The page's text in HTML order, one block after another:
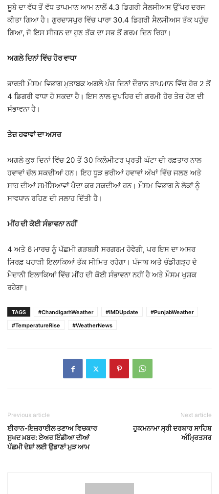
ਸੂਬੇ ਦਾ ਵੱਧ ਤੋਂ ਵੱਧ ਤਾਪਮਾਨ ਆਮ ਨਾਲੋਂ 4.3 ਡਿਗਰੀ ਸੈਲਸੀਅਸ ਉੱਪਰ ਦਰਜ
ਕੀਤਾ ਗਿਆ ਹੈ। ਗੁਰਦਾਸਪੁਰ ਵਿੱਚ ਪਾਰਾ 30.4 ਡਿਗਰੀ ਸੈਲਸੀਅਸ ਤੱਕ ਪਹੁੰਚ
ਗਿਆ, ਜੋ ਇਸ ਸੀਜ਼ਨ ਦਾ ਹੁਣ ਤੱਕ ਦਾ ਸਭ ਤੋਂ ਗਰਮ ਦਿਨ ਰਿਹਾ।
ਅਗਲੇ ਦਿਨਾਂ ਵਿੱਚ ਹੋਰ ਵਾਧਾ
ਭਾਰਤੀ ਮੌਸਮ ਵਿਭਾਗਮੁਤਾਬਕ ਅਗਲੇ ਪੰਜ ਦਿਨਾਂ ਦੌਰਾਨ ਤਾਪਮਾਨ ਵਿੱਚ ਹੋਰ 2 ਤੋਂ
4 ਡਿਗਰੀ ਵਾਧਾ ਹੋ ਸਕਦਾ ਹੈ। ਇਸ ਨਾਲ ਦੁਪਹਿਰ ਦੀ ਗਰਮੀ ਹੋਰ ਤੇਜ਼ ਹੋਣ ਦੀ
ਸੰਭਾਵਨਾ ਹੈ।
ਤੇਜ਼ ਹਵਾਵਾਂ ਦਾ ਅਸਰ
ਅਗਲੇ ਕੁਝ ਦਿਨਾਂ ਵਿੱਚ 20 ਤੋਂ 30 ਕਿਲੋਮੀਟਰ ਪ੍ਰਤੀ ਘੰਟਾ ਦੀ ਰਫ਼ਤਾਰ ਨਾਲ
ਹਵਾਵਾਂ ਚੱਲ ਸਕਦੀਆਂ ਹਨ। ਇਹ ਧੂੜ ਭਰੀਆਂ ਹਵਾਵਾਂ ਅੱਖਾਂ ਵਿੱਚ ਜਲਣ ਅਤੇ
ਸਾਹ ਦੀਆਂ ਸਮੱਸਿਆਵਾਂ ਪੈਦਾ ਕਰ ਸਕਦੀਆਂ ਹਨ। ਮੌਸਮ ਵਿਭਾਗ ਨੇ ਲੋਕਾਂ ਨੂੰ
ਸਾਵਧਾਨ ਰਹਿਣ ਦੀ ਸਲਾਹ ਦਿੱਤੀ ਹੈ।
ਮੀਂਹ ਦੀ ਕੋਈ ਸੰਭਾਵਨਾ ਨਹੀਂ
4 ਅਤੇ 6 ਮਾਰਚ ਨੂੰ ਪੱਛਮੀ ਗੜਬੜੀ ਸਰਗਰਮ ਹੋਵੇਗੀ, ਪਰ ਇਸ ਦਾ ਅਸਰ
ਸਿਰਫ਼ ਪਹਾੜੀ ਇਲਾਕਿਆਂ ਤੱਕ ਸੀਮਿਤ ਰਹੇਗਾ। ਪੰਜਾਬ ਅਤੇ ਚੰਡੀਗੜ੍ਹ ਦੇ
ਮੈਦਾਨੀ ਇਲਾਕਿਆਂ ਵਿੱਚ ਮੀਂਹ ਦੀ ਕੋਈ ਸੰਭਾਵਨਾ ਨਹੀਂ ਹੈ ਅਤੇ ਮੌਸਮ ਖੁਸ਼ਕ
ਰਹੇਗਾ।
TAGS #ChandigarhWeather #IMDUpdate
#PunjabWeather
#TemperatureRise
#WeatherNews
Previous article
ਈਰਾਨ-ਇਜ਼ਰਾਈਲ ਤਣਾਅ ਵਿਚਕਾਰ
ਸੁਖਦ ਖ਼ਬਰ: ਏਅਰ ਇੰਡੀਆ ਦੀਆਂ
ਪੱਛਮੀ ਦੇਸ਼ਾਂ ਲਈ ਉਡਾਣਾਂ ਮੁੜ ਆਮ
Next article
ਹੁਕਮਨਾਮਾ ਸ੍ਰੀ ਦਰਬਾਰ ਸਾਹਿਬ
ਅੰਮ੍ਰਿਤਸਰ